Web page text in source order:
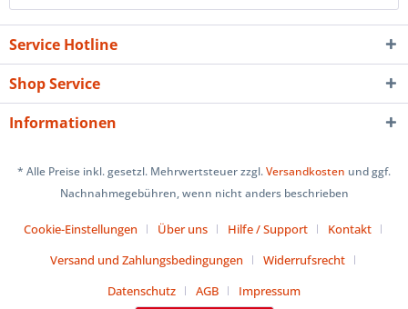
Service Hotline
Shop Service
Informationen
* Alle Preise inkl. gesetzl. Mehrwertsteuer zzgl.Versandkosten und ggf.
Nachnahmegebühren, wenn nicht anders beschrieben
Cookie-Einstellungen Über uns Hilfe / Support
Kontakt
Versand und Zahlungsbedingungen
Widerrufsrecht
Datenschutz
AGB Impressum